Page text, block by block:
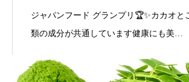
ジャパンフード グランプリ🏆✨カカオと
類の成分が共通しています健康にも美…